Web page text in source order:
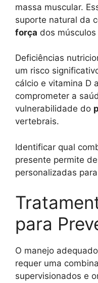
massa muscular.
suporte natural da
força dos
Deficiências
um risco
cálcio e vitamina D
comprometer a
vulnerabilidade do
vertebrais.
Identificar qual
presente permite
personalizadas
para
O manejo
requer uma
supervisionados e